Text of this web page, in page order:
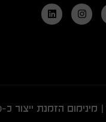
הזמנת ייצור כ-3,500 ש"ח